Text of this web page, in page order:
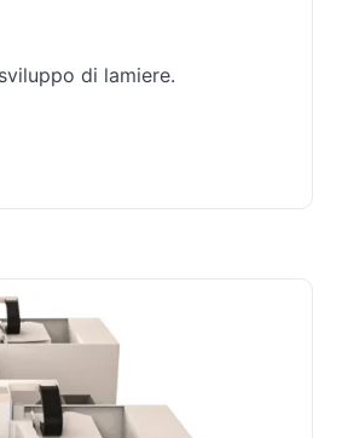
di lamiere.